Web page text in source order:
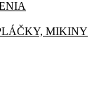
MIKINY